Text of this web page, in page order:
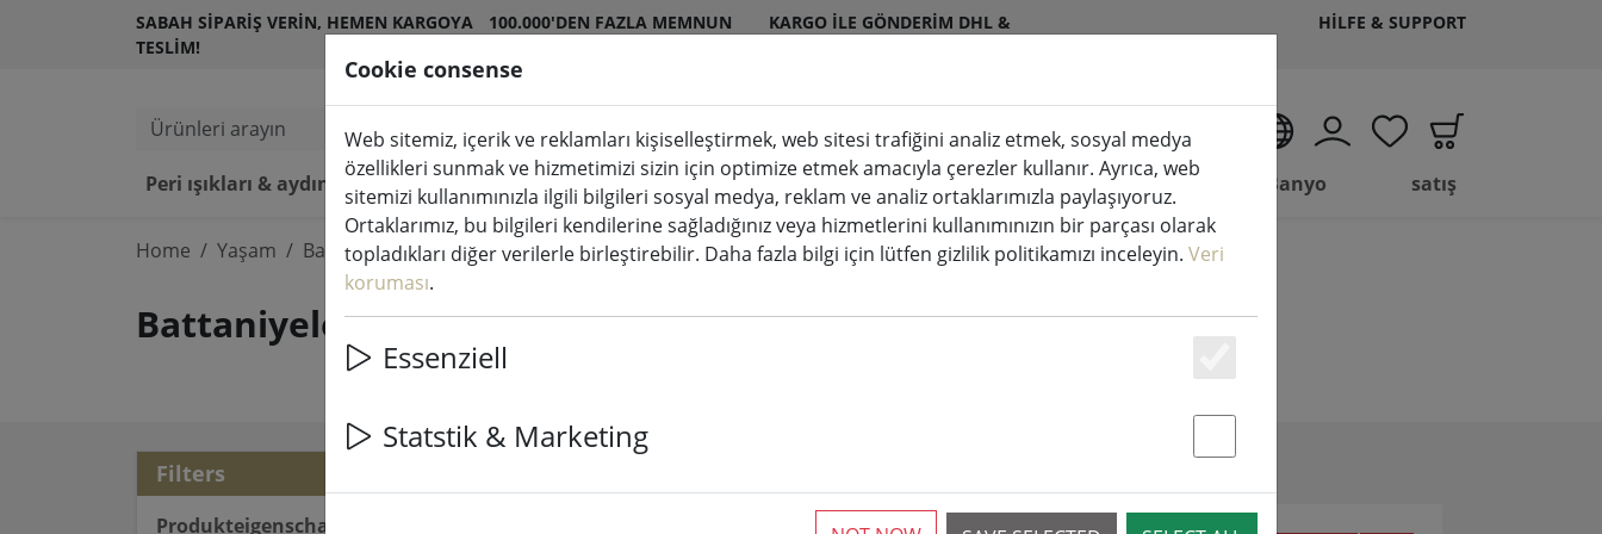
SABAH SIPARIŞ VERIN, HEMEN KARGOYA
TESLIM!
100.000'DEN FAZLA MEMNUN
KARGO ILE GÖNDERIM DHL &
HILFE & SUPPORT
Ürünleri arayın
Peri ışıkları & aydınlatma
LED mumlar iç ve dış mekan Mutfak & Yemek Yaşam (aktuelle Seite)
Banyo satış
Home Yaşam Battaniyeler, minderler & co.
Battaniyeler, minderler & co.
Filters
Produkteigenschaften
Cookie consense
Web sitemiz, içerik ve reklamları kişiselleştirmek, web sitesi trafiğini analiz etmek, sosyal medya
özellikleri sunmak ve hizmetimizi sizin için optimize etmek amacıyla çerezler kullanır. Ayrıca, web
sitemizi kullanımınızla ilgili bilgileri sosyal medya, reklam ve analiz ortaklarımızla paylaşıyoruz.
Ortaklarımız, bu bilgileri kendilerine sağladığınız veya hizmetlerini kullanımınızın bir parçası olarak
topladıkları diğer verilerle birleştirebilir. Daha fazla bilgi için lütfen gizlilik politikamızı inceleyin. Veri
koruması.
Essenziell
Statstik & Marketing